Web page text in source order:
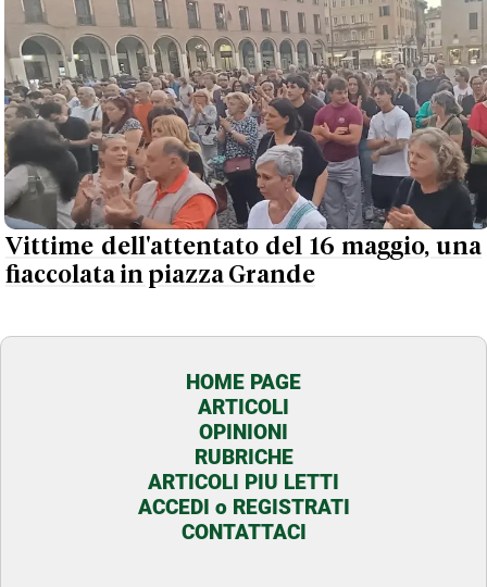
Vittime dell'attentato del 16 maggio, una
fiaccolata in piazza Grande
HOME PAGE
ARTICOLI
OPINIONI
RUBRICHE
ARTICOLI PIU LETTI
ACCEDI o REGISTRATI
CONTATTACI